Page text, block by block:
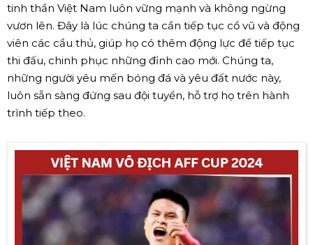
tinh thần Việt Nam luôn vững mạnh và không ngừng
vươn lên. Đây là lúc chúng ta cần tiếp tục cổ vũ và động
viên các cầu thủ, giúp họ có thêm động lực để tiếp tục
thi đấu, chinh phục những đỉnh cao mới. Chúng ta,
những người yêu mến bóng đá và yêu đất nước này,
luôn sẵn sàng đứng sau đội tuyển, hỗ trợ họ trên hành
trình tiếp theo.